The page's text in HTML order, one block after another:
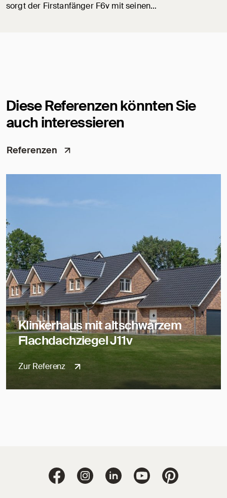
sorgt der Firstanfänger F6v mit seinen…
Diese Referenzen könnten Sie
auch interessieren
Referenzen
Klinkerhaus mit altschwarzem
Flachdachziegel J11v
Zur Referenz
Jacobi Dachziegel
Jacobi Dachziegel auf Facebook
Jacobi Dachziegel auf Instagram
Jacobi Dachziegel auf
Jacobi Dachziegel
Jacobi